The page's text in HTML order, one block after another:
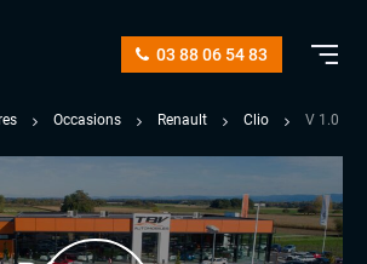
03 88 06 54 83
Occasions Renault Clio V 1.0